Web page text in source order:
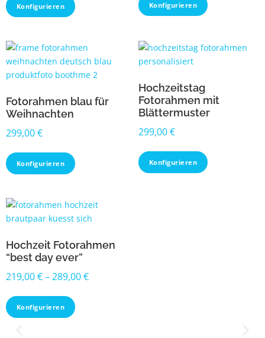
Konfigurieren Konfigurieren
Fotorahmen blau für
Weihnachten
299,00€
Konfigurieren
Hochzeitstag
Fotorahmen mit
Blättermuster
299,00€
Konfigurieren
Hochzeit Fotorahmen
“best day ever”
219,00€–289,00€
Konfigurieren